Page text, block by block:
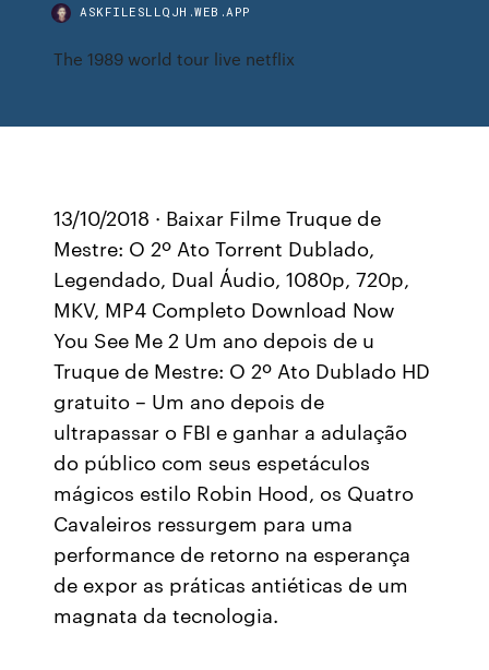
ASKFILESLLQJH.WEB.APP
The 1989 world tour live netflix
13/10/2018 · Baixar Filme Truque de
Mestre: O 2º Ato Torrent Dublado,
Legendado, Dual Áudio, 1080p, 720p,
MKV, MP4 Completo Download Now
You See Me 2 Um ano depois de u
Truque de Mestre: O 2º Ato Dublado HD
gratuito – Um ano depois de
ultrapassar o FBI e ganhar a adulação
do público com seus espetáculos
mágicos estilo Robin Hood, os Quatro
Cavaleiros ressurgem para uma
performance de retorno na esperança
de expor as práticas antiéticas de um
magnata da tecnologia.